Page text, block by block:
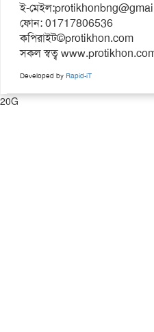
ই-মেইল:
ফোন: 01717806536
কপিরাইট©protikhon.com
সকল স্বত্ব
Developed by Rapid-iT
20G